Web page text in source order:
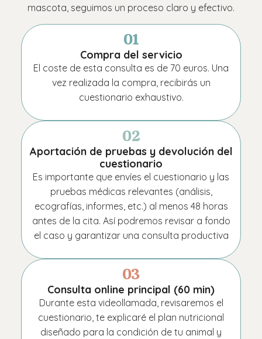
mascota, seguimos un proceso claro y efectivo.
01
Compra del servicio
El coste de esta consulta es de 70 euros. Una
vez realizada la compra, recibirás un
cuestionario exhaustivo.
02
Aportación de pruebas y devolución del
cuestionario
Es importante que envíes el cuestionario y las
pruebas médicas relevantes (análisis,
ecografías, informes, etc.) al menos 48 horas
antes de la cita. Así podremos revisar a fondo
el caso y garantizar una consulta productiva
03
Consulta online principal (60 min)
Durante esta videollamada, revisaremos el
cuestionario, te explicaré el plan nutricional
diseñado para la condición de tu animal y